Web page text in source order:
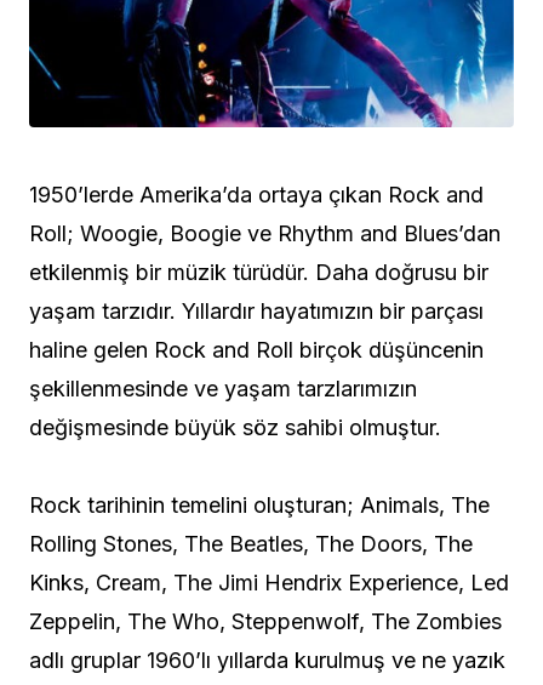
1950’lerde Amerika’da ortaya çıkan Rock and
Roll; Woogie, Boogie ve Rhythm and Blues’dan
etkilenmiş bir müzik türüdür. Daha doğrusu bir
yaşam tarzıdır. Yıllardır hayatımızın bir parçası
haline gelen Rock and Roll birçok düşüncenin
şekillenmesinde ve yaşam tarzlarımızın
değişmesinde büyük söz sahibi olmuştur.
Rock tarihinin temelini oluşturan; Animals, The
Rolling Stones, The Beatles, The Doors, The
Kinks, Cream, The Jimi Hendrix Experience, Led
Zeppelin, The Who, Steppenwolf, The Zombies
adlı gruplar 1960’lı yıllarda kurulmuş ve ne yazık